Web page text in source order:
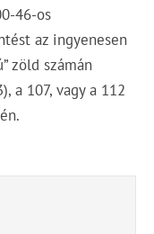
46-os
az ingyenesen
zöld számán
a 107, vagy a 112